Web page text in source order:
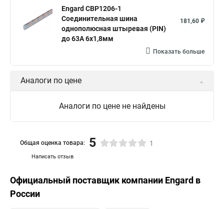
Engard CBP1206-1
Соединительная шина
однополюсная штыревая (PIN)
до 63А 6х1,8мм
181,60 ₽
Показать больше
Аналоги по цене
Аналоги по цене не найдены
Написать отзыв
Общая оценка товара: 5 1
Официальный поставщик компании Engard в
России